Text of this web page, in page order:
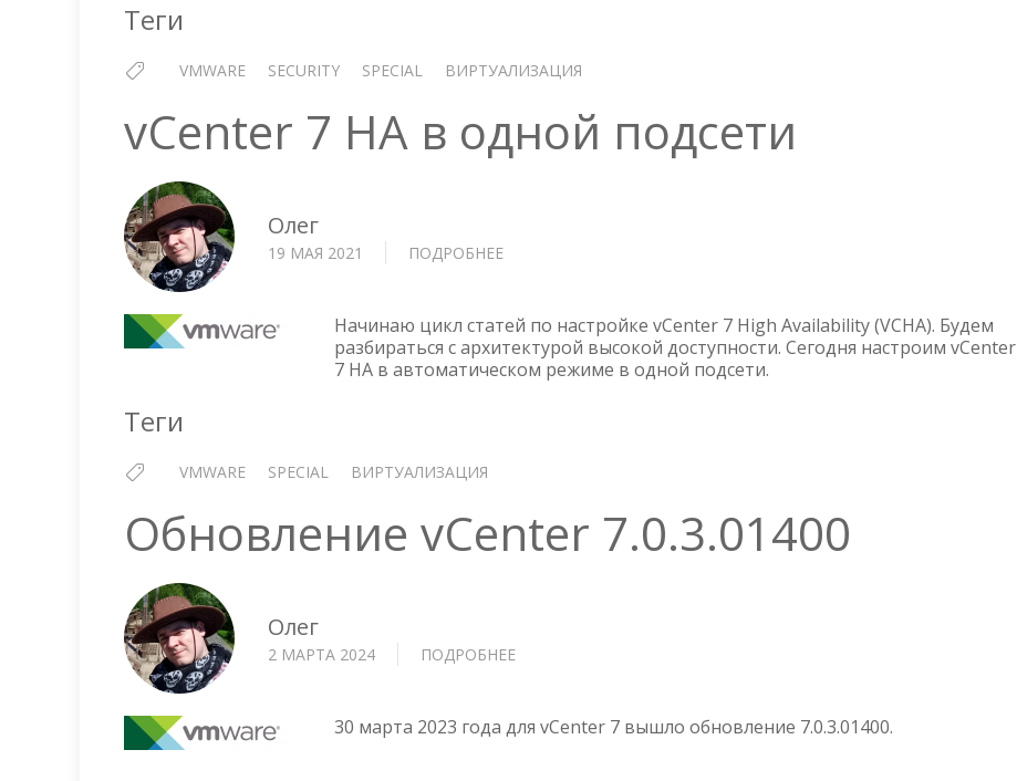
Теги
VMWARE SECURITY SPECIAL ВИРТУАЛИЗАЦИЯ
vCenter 7 HA в одной подсети
Олег
19 МАЯ 2021 ПОДРОБНЕЕ
HA
В
ОДНОЙ
Начинаю цикл статей по настройке vCenter 7 High Availability (VCHA). Будем
разбираться с архитектурой высокой доступности. Сегодня настроим vCenter
7 HA в автоматическом режиме в одной подсети.
Теги
VMWARE SPECIAL ВИРТУАЛИЗАЦИЯ
Обновление vCenter 7.0.3.01400
Олег
2 МАРТА 2024 ПОДРОБНЕЕ
7.0.3.01400
30 марта 2023 года для vCenter 7 вышло обновление 7.0.3.01400.